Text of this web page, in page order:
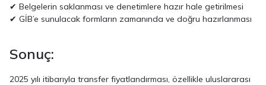
✔ Belgelerin saklanması ve denetimlere hazır hale getirilmesi
✔ GİB’e sunulacak formların zamanında ve doğru hazırlanması
Sonuç:
2025 yılı itibarıyla transfer fiyatlandırması, özellikle uluslararası